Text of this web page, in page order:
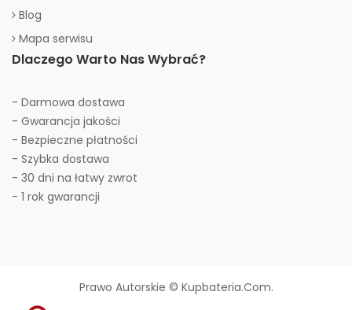
Blog
Mapa serwisu
Dlaczego Warto Nas Wybrać?
- Darmowa dostawa
- Gwarancja jakości
- Bezpieczne płatności
- Szybka dostawa
- 30 dni na łatwy zwrot
- 1 rok gwarancji
Prawo Autorskie © Kupbateria.com.